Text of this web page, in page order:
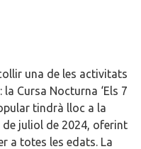
una de les activitats
Cursa Nocturna ‘Els 7
tindrà lloc a la
de juliol de 2024, oferint
a totes les edats. La